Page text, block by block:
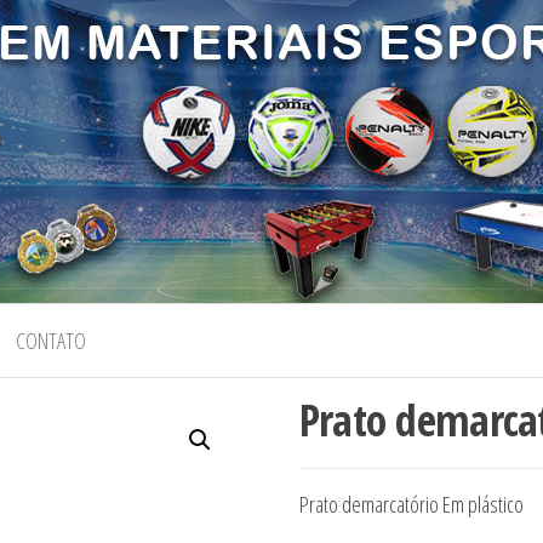
CONTATO
Prato
Prato demarcatório Em plástico